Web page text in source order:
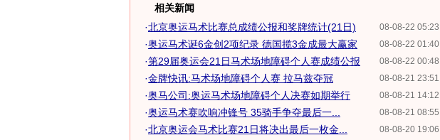
相关新闻
08-08-22 05:23
·北京奥运马术比赛总成绩公报和奖牌统计(21日)
08-08-22 01:40
·奥运马术诞6金创2项纪录 德国揽3金成最大赢家
08-08-22 00:48
·第29届奥运会21日马术场地障碍个人赛成绩公报
08-08-21 23:51
·金牌快讯:马术场地障碍个人赛 拉马兹夺冠
08-08-21 14:12
·奥马公司:奥运马术场地障碍个人决赛如期举行
08-08-21 08:55
·奥运马术赛吹响冲锋号 35骑手争夺最后一...
08-08-20 19:06
·北京奥运会马术比赛21日将决出最后一枚金...